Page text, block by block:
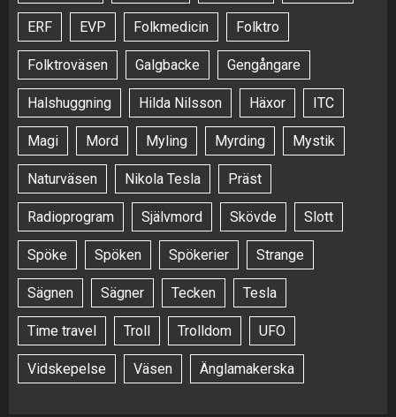
ERF EVP Folkmedicin Folktro
Folktroväsen Galgbacke Gengångare
Halshuggning Hilda Nilsson Häxor ITC
Magi Mord Myling Myrding Mystik
Naturväsen Nikola Tesla Präst
Radioprogram Självmord Skövde Slott
Spöke Spöken Spökerier Strange
Sägnen Sägner Tecken Tesla
Time travel Troll Trolldom UFO
Vidskepelse Väsen Änglamakerska